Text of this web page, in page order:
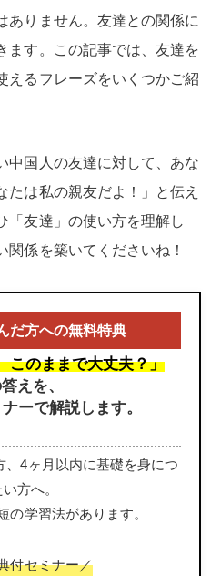
ありません。友達との関係に
ます。この記事では、友達を
えるフレーズをいくつかご紹
中国人の友達に対して、あな
たは私の親友だよ！」と伝え
「友達」の使い方を理解し
係を築いてくださいね！
だ方への無料特典
このままで大丈夫？」
えを、
ーで解説します。
、4ヶ月以内に基礎を身につ
方へ。
の学習法があります。
付セミナー／